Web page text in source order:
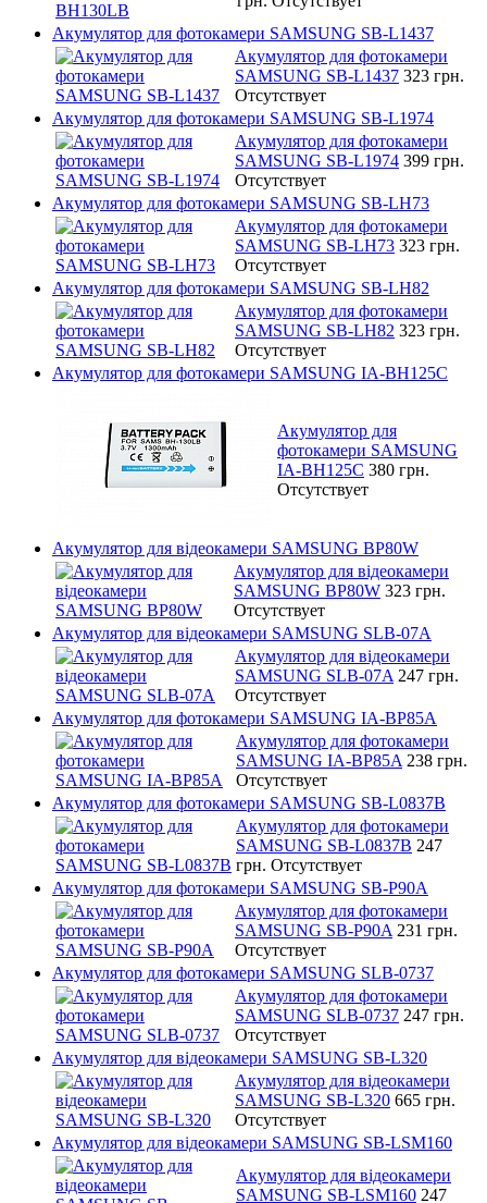
Акумулятор для фотокамери SAMSUNG SB-L1437
Акумулятор для фотокамери
SAMSUNG SB-L1437 323 грн.
Отсутствует
Акумулятор для фотокамери SAMSUNG SB-L1974
Акумулятор для фотокамери
SAMSUNG SB-L1974 399 грн.
Отсутствует
Акумулятор для фотокамери SAMSUNG SB-LH73
Акумулятор для фотокамери
SAMSUNG SB-LH73 323 грн.
Отсутствует
Акумулятор для фотокамери SAMSUNG SB-LH82
Акумулятор для фотокамери
SAMSUNG SB-LH82 323 грн.
Отсутствует
Акумулятор для фотокамери SAMSUNG IA-BH125C
Акумулятор для
фотокамери SAMSUNG
IA-BH125C 380 грн.
Отсутствует
Акумулятор для відеокамери SAMSUNG BP80W
Акумулятор для відеокамери
SAMSUNG BP80W 323 грн.
Отсутствует
Акумулятор для відеокамери SAMSUNG SLB-07A
Акумулятор для відеокамери
SAMSUNG SLB-07A 247 грн.
Отсутствует
Акумулятор для фотокамери SAMSUNG IA-BP85A
Акумулятор для фотокамери
SAMSUNG IA-BP85A 238 грн.
Отсутствует
Акумулятор для фотокамери SAMSUNG SB-L0837B
Акумулятор для фотокамери
SAMSUNG SB-L0837B 247
грн. Отсутствует
Акумулятор для фотокамери SAMSUNG SB-P90A
Акумулятор для фотокамери
SAMSUNG SB-P90A 231 грн.
Отсутствует
Акумулятор для фотокамери SAMSUNG SLB-0737
Акумулятор для фотокамери
SAMSUNG SLB-0737 247 грн.
Отсутствует
Акумулятор для відеокамери SAMSUNG SB-L320
Акумулятор для відеокамери
SAMSUNG SB-L320 665 грн.
Отсутствует
Акумулятор для відеокамери SAMSUNG SB-LSM160
Акумулятор для відеокамери
SAMSUNG SB-LSM160 247